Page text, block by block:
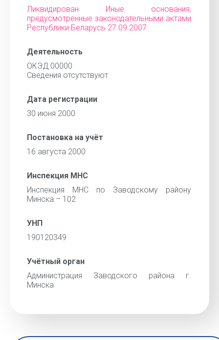
Ликвидирован Иные основания,
предусмотренные законодательными актами
Республики Беларусь 27.09.2007
Деятельность
ОКЭД 00000
Cведения отсутствуют
Дата регистрации
30 июня 2000
Постановка на учёт
16 августа 2000
Инспекция МНС
Инспекция МНС по Заводскому району
Минска – 102
УНП
190120349
Учётный орган
Администрация Заводского района г.
Минска